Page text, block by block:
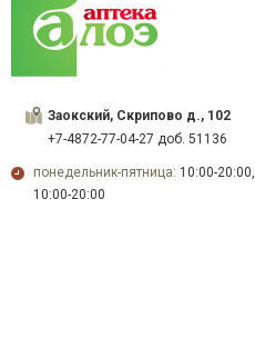
Заокский, Скрипово д., 102
+7-4872-77-04-27 доб. 51136
понедельник-пятница: 10:00-20:00,
10:00-20:00